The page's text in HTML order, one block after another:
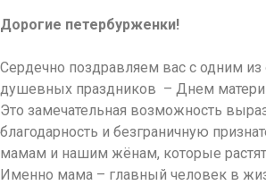
Дорогие петербурженки!
Сердечно поздравляем вас с одним
душевных праздников – Днем
Это замечательная возможность
благодарность и безграничную
мамам и нашим жёнам, которые
Именно мама – главный человек в